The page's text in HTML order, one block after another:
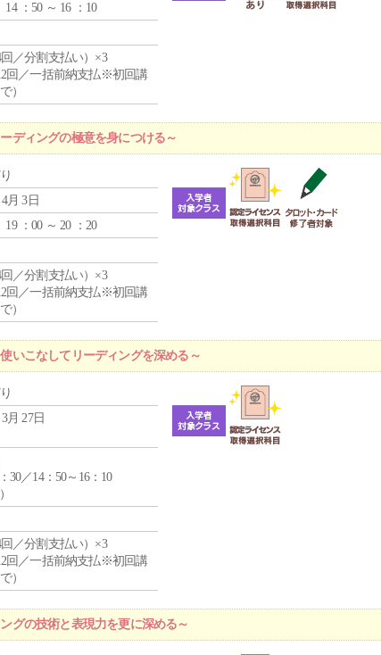
14 ：50 ～ 16 ：10
回／分割支払い）×3
回／一括前納支払※初回講
）
ディングの極意を身につける～
月 3日
19 ：00 ～ 20 ：20
回／分割支払い）×3
回／一括前納支払※初回講
）
こなしてリーディングを深める～
月 27日
30／14：50～16：10
回／分割支払い）×3
回／一括前納支払※初回講
）
グの技術と表現力を更に深める～